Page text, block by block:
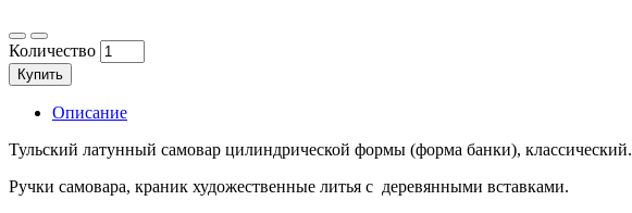
Количество
Купить
Описание
Тульский латунный самовар цилиндрической формы (форма банки), классический.
Ручки самовара, краник художественные литья с деревянными вставками.